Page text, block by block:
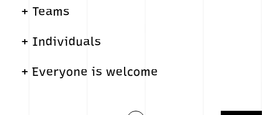
+ Teams
+ Individuals
+ Everyone is welcome